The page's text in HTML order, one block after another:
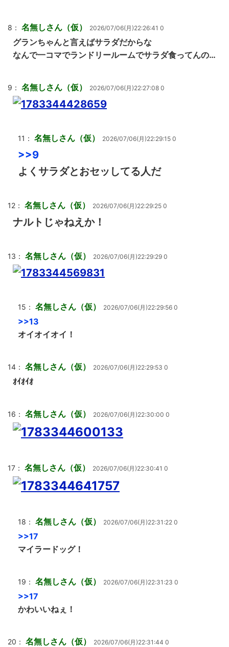
8： 名無しさん（仮） 2026/07/06(月)22:26:41 0
グランちゃんと言えばサラダだからな
なんで一コマでランドリールームでサラダ食ってんの…
9： 名無しさん（仮） 2026/07/06(月)22:27:08 0
11： 名無しさん（仮） 2026/07/06(月)22:29:15 0
>>9
よくサラダとおセッしてる人だ
12： 名無しさん（仮） 2026/07/06(月)22:29:25 0
ナルトじゃねえか！
13： 名無しさん（仮） 2026/07/06(月)22:29:29 0
15： 名無しさん（仮） 2026/07/06(月)22:29:56 0
>>13
オイオイオイ！
14： 名無しさん（仮） 2026/07/06(月)22:29:53 0
ｵｲｵｲｵ
16： 名無しさん（仮） 2026/07/06(月)22:30:00 0
17： 名無しさん（仮） 2026/07/06(月)22:30:41 0
18： 名無しさん（仮） 2026/07/06(月)22:31:22 0
>>17
マイラードッグ！
19： 名無しさん（仮） 2026/07/06(月)22:31:23 0
>>17
かわいいねぇ！
20： 名無しさん（仮） 2026/07/06(月)22:31:44 0